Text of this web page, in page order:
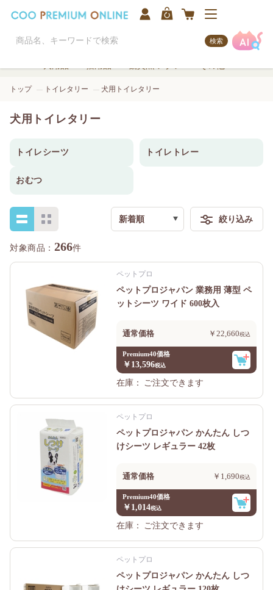
検索
トップ トイレタリー 犬用トイレタリー
犬用トイレタリー
トイレシーツ トイレトレー
おむつ
絞り込み
検索
新着順
266件
ペットプロ
ペットプロジャパン 業務用 薄型 ペ
ットシーツ ワイド 600枚入
通常価格 ￥22,660
Premium40価格
￥13,596
在庫：
ご注文できます
ペットプロ
ペットプロジャパン かんたん しつ
けシーツ レギュラー 42枚
通常価格 ￥1,690
Premium40価格
￥1,014
在庫：
ご注文できます
ペットプロ
ペットプロジャパン かんたん しつ